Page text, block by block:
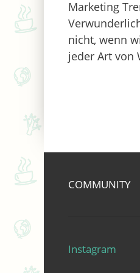
Marketing
nicht, wenn
jeder Art von
COMMUNITY
Instagram